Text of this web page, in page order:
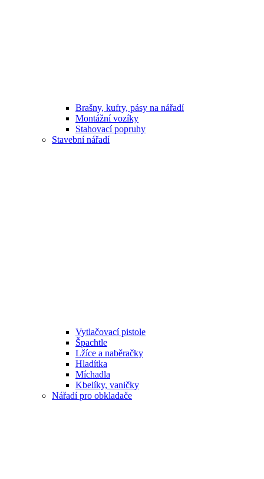
Brašny, kufry, pásy na nářadí
Montážní vozíky
Stahovací popruhy
Stavební nářadí
Vytlačovací pistole
Špachtle
Lžíce a naběračky
Hladítka
Míchadla
Kbelíky, vaničky
Nářadí pro obkladače